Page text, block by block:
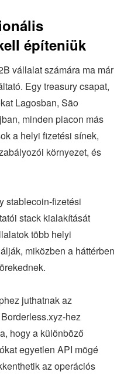
építeniük
vállalat számára ma már
Egy treasury csapat,
Lagosban, São
minden piacon más
a helyi fizetési sínek,
környezet, és
stablecoin-fizetési
stack kialakítását
több helyi
miközben a háttérben
juthatnak az
hez
hogy a különböző
egyetlen API mögé
az operációs